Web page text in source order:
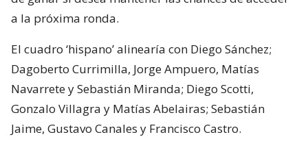
a la próxima ronda.
El cuadro ‘hispano’ alinearía con Diego Sánchez;
Dagoberto Currimilla, Jorge Ampuero, Matías
Navarrete y Sebastián Miranda; Diego Scotti,
Gonzalo Villagra y Matías Abelairas; Sebastián
Jaime, Gustavo Canales y Francisco Castro.